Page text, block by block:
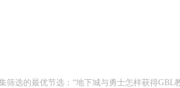
选的最优节选：“地下城与勇士怎样获得